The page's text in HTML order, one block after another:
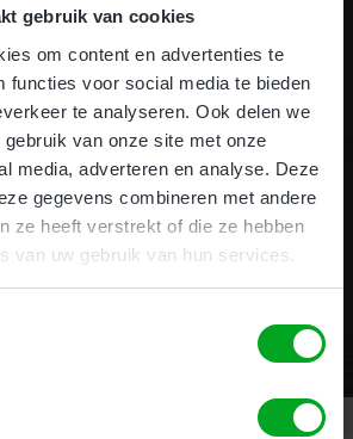
gebruik van cookies
om content en advertenties te
functies voor social media te bieden
te analyseren. Ook delen we
van onze site met onze
media, adverteren en analyse. Deze
gegevens combineren met andere
ze heeft verstrekt of die ze hebben
van uw gebruik van hun services.
Heerlen
Hengelo
Houten
Schiedam
Tilburg
Venlo
Venray